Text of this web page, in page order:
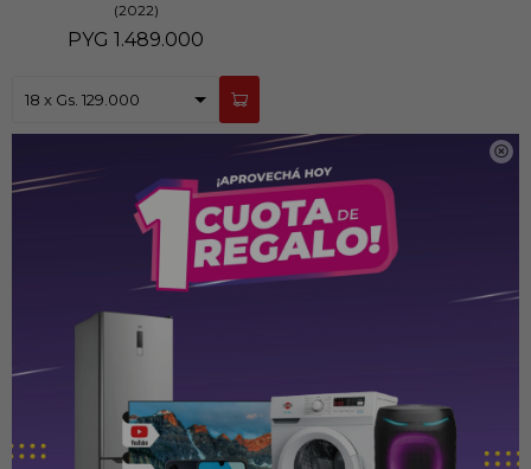

(2022)
PYG 1.489.000